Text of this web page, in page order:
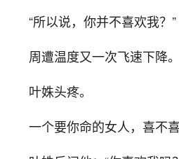
“所以说，你并不喜欢我？”
周遭温度又一次飞速下降。
叶姝头疼。
一个要你命的女人，喜不